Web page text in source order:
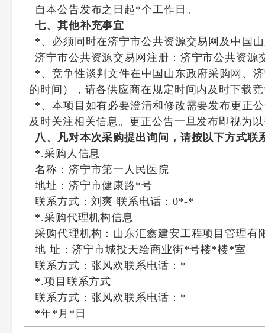
自本公告发布之日起*个工作日。
七、其他补充事宜
*、必须同时在济宁市公共资源交易网及中国
济宁市公共资源交易网注册：济宁市公共资
*、竞争性谈判文件在中国山东政府采购网、
的时间），请各供应商在规定时间内及时下载
*、本项目如有必要澄清和修改需要发布更正
及时关注相关信息。更正公告一旦发布即视为
八、凡对本次采购提出询问，请按以下方式联
*.采购人信息
名称：济宁市第一人民医院
地址：济宁市健康路*号
联系方式：刘爽 联系电话：0*-*
*.采购代理机构信息
采购代理机构：山东汇鑫建安工程项目管理有
地 址：济宁市城投天绘商业街*号楼*楼*室
联系方式：张风欢联系电话：*
*.项目联系方式
联系方式：张风欢联系电话：*
*年*月*日